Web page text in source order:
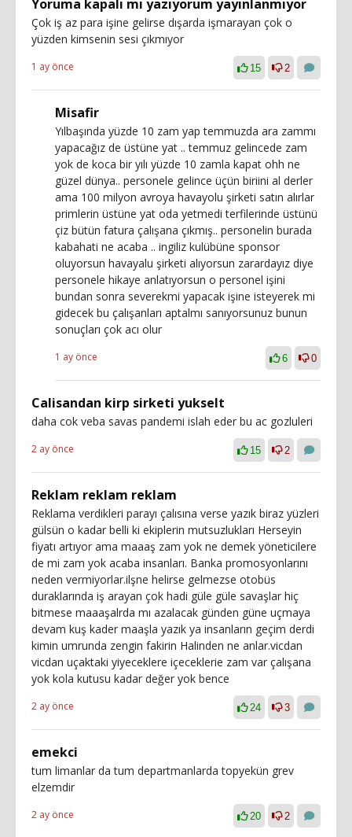
Yoruma kapalı mı yazıyorum yayınlanmıyor
Çok iş az para işine gelirse dışarda işmarayan çok o
yüzden kimsenin sesi çıkmıyor
1 ay önce 15 2
Misafir
Yılbaşında yüzde 10 zam yap temmuzda ara zammı
yapacağız de üstüne yat .. temmuz gelincede zam
yok de koca bir yılı yüzde 10 zamla kapat ohh ne
güzel dünya.. personele gelince üçün biriini al derler
ama 100 milyon avroya havayolu şirketi satın alırlar
primlerin üstüne yat oda yetmedi terfilerinde üstünü
çiz bütün fatura çalışana çıkmış.. personelin burada
kabahati ne acaba .. ingiliz kulübüne sponsor
oluyorsun havayalu şirketi alıyorsun zarardayız diye
personele hikaye anlatıyorsun o personel işini
bundan sonra severekmi yapacak işine isteyerek mi
gidecek bu çalışanları aptalmı sanıyorsunuz bunun
sonuçları çok acı olur
1 ay önce 6 0
Calisandan kirp sirketi yukselt
daha cok veba savas pandemi islah eder bu ac gozluleri
2 ay önce 15 2
Reklam reklam reklam
Reklama verdikleri parayı çalısına verse yazık biraz yüzleri
gülsün o kadar belli ki ekiplerin mutsuzlukları Herseyin
fiyatı artıyor ama maaaş zam yok ne demek yöneticilere
de mi zam yok acaba insanları. Banka promosyonlarını
neden vermiyorlar.ilşne helirse gelmezse otobüs
duraklarında iş arayan çok hadi güle güle savaşlar hiç
bitmese maaaşalrda mı azalacak günden güne uçmaya
devam kuş kader maaşla yazık ya insanların geçim derdi
kimin umrunda zengin fakirin Halinden ne anlar.vicdan
vicdan uçaktaki yiyeceklere içeceklerie zam var çalışana
yok kola kutusu kadar değer yok bence
2 ay önce 24 3
emekci
tum limanlar da tum departmanlarda topyekün grev
elzemdir
2 ay önce 20 2